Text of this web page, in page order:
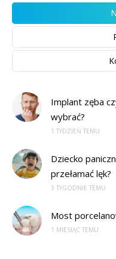
Implant zęba
wybrać?
1 TYDZIEŃ TEMU
Dziecko
przełamać lęk?
3 TYGODNIE TEMU
Most
1 MIESIĄC TEMU